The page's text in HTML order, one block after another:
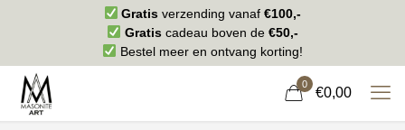
Gratis verzending vanaf€100,-
Gratiscadeau boven de €50,-
Bestel meer en ontvang korting!
0
€0,00